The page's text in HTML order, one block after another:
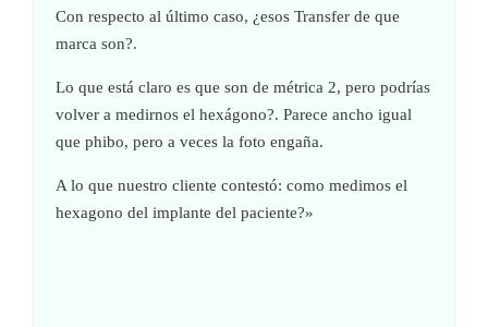
Con respecto al último caso, ¿esos Transfer de que
marca son?.
Lo que está claro es que son de métrica 2, pero podrías
volver a medirnos el hexágono?. Parece ancho igual
que phibo, pero a veces la foto engaña.
A lo que nuestro cliente contestó: como medimos el
hexagono del implante del paciente?»